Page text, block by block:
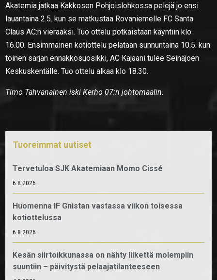
Akatemia jatkaa Kakkosen Pohjoislohkossa pelejä jo ensi
lauantaina 2.5. kun se matkustaa Rovaniemelle FC Santa
Claus AC:n vieraaksi. Tuo ottelu potkaistaan käyntiin klo
16.00. Ensimmäinen kotiottelu pelataan sunnuntaina 10.5. kun
toinen sarjan ennakkosuosikki, AC Kajaani tulee Seinäjoen
Keskuskentälle. Tuo ottelu alkaa klo 18.30.
Timo Tahvanainen iski Kerho 07:n johtomaalin.
Tuoreimmat uutiset
Tervetuloa SJK Akatemiaan Momo Cissé
6.8.2026
Huomenna IF Gnistan vastassa viikon toisessa
kotiottelussa
6.8.2026
Kesän siirtoikkunassa on nähty liikettä molempiin
suuntiin – päivitystä pelaajatilanteeseen